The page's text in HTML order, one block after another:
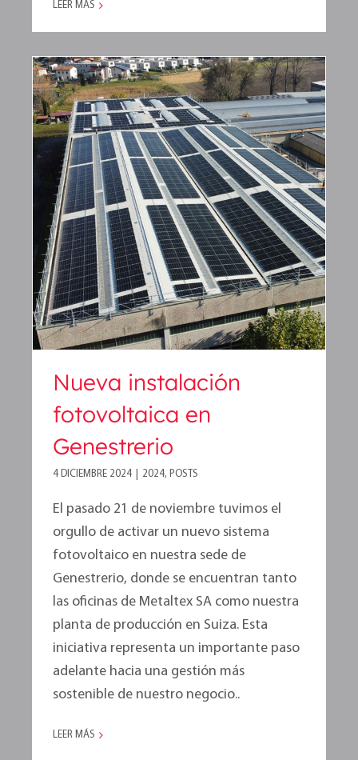
LEER MÁS
Nueva instalación
fotovoltaica en Genestrerio
Nueva instalación
fotovoltaica en
Genestrerio
4 DICIEMBRE 2024 2024, POSTS
El pasado 21 de noviembre tuvimos el
orgullo de activar un nuevo sistema
fotovoltaico en nuestra sede de
Genestrerio, donde se encuentran tanto
las oficinas de Metaltex SA como nuestra
planta de producción en Suiza. Esta
iniciativa representa un importante paso
adelante hacia una gestión más
sostenible de nuestro negocio..
LEER MÁS